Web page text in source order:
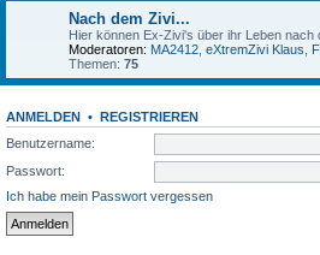
Nach dem Zivi...
Hier können Ex-Zivi's über ihr Leben nach
Moderatoren: MA2412 eXtremZivi Klaus
Themen: 75
ANMELDEN • REGISTRIEREN
Benutzername:
Passwort:
Ich habe mein Passwort vergessen